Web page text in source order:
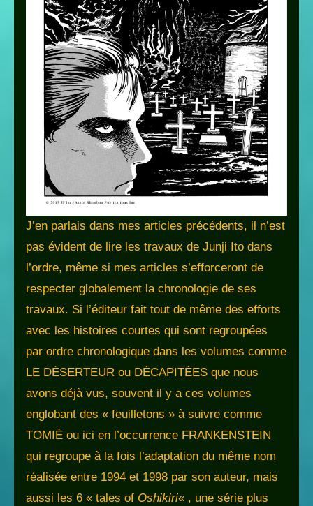
J’en parlais dans mes articles précédents, il n’est
pas évident de lire les travaux de Junji Ito dans
l’ordre, même si mes articles s’efforceront de
respecter globalement la chronologie de ses
travaux. Si l’éditeur fait tout de même des efforts
avec les histoires courtes qui sont regroupées
par ordre chronologique dans les volumes comme
LE DÉSERTEUR ou DÉCAPITÉES que nous
avons déjà vus, souvent il y a ces volumes
englobant des « feuilletons » à suivre comme
TOMIÉ ou ici en l’occurrence FRANKENSTEIN
qui regroupe à la fois l’adaptation du même nom
réalisée entre 1994 et 1998 par son auteur, mais
aussi les 6 « tales of Oshikiri« , une série plus